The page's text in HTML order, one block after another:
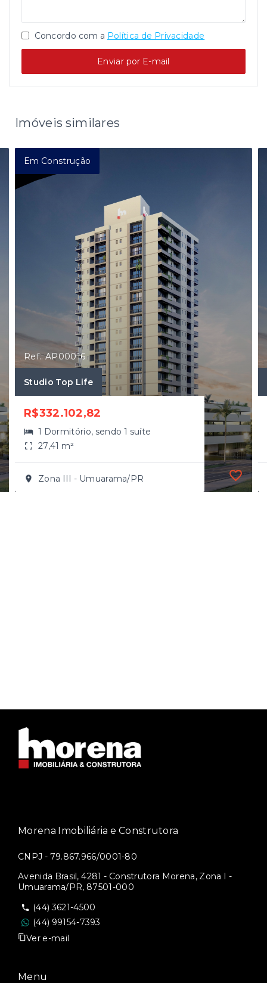
Concordo com a Política de Privacidade
Enviar por E-mail
Imóveis similares
Em Construção
Ref.: AP00016
Studio Top Life
R$332.102,82
1 Dormitório, sendo 1 suíte
27,41 m²
Zona III - Umuarama/PR
Morena Imobiliária e Construtora
CNPJ - 79.867.966/0001-80
Avenida Brasil, 4281 - Construtora Morena, Zona I -
Umuarama/PR, 87501-000
(44) 3621-4500
(44) 99154-7393
Ver e-mail
Menu